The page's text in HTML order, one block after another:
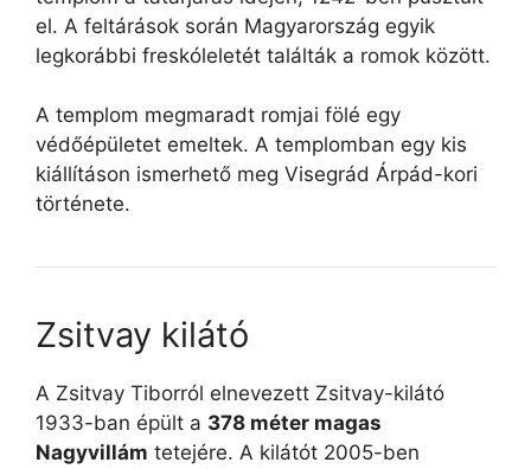
el. A feltárások során Magyarország egyik
legkorábbi freskóleletét találták a romok között.
A templom megmaradt romjai fölé egy
védőépületet emeltek. A templomban egy kis
kiállításon ismerhető meg Visegrád Árpád-kori
története.
Zsitvay kilátó
A Zsitvay Tiborról elnevezett Zsitvay-kilátó
1933-ban épült a 378 méter magas
Nagyvillám tetejére. A kilátót 2005-ben